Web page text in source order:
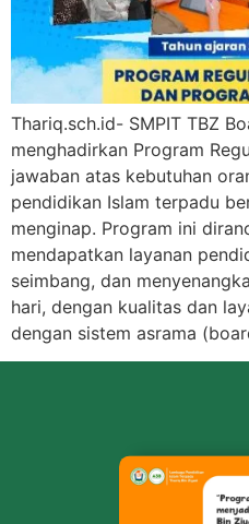
Thariq.sch.id- SMPIT TBZ
menghadirkan Program
jawaban atas kebutuhan
pendidikan Islam terpadu
menginap. Program ini
mendapatkan layanan
seimbang, dan
hari, dengan kualitas dan
dengan sistem asrama